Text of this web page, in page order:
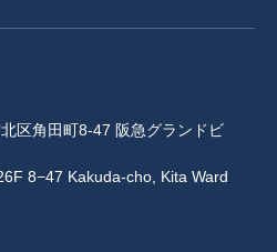
区角田町8-47 阪急グランドビ
8−47 Kakuda-cho, Kita Ward